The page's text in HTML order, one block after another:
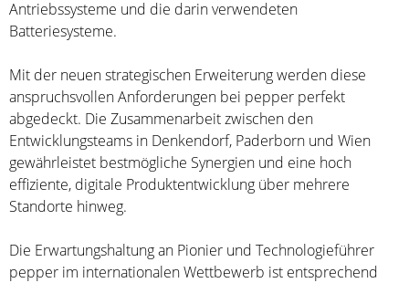
Antriebssysteme und die darin verwendeten
Batteriesysteme.
Mit der neuen strategischen Erweiterung werden diese
anspruchsvollen Anforderungen bei pepper perfekt
abgedeckt. Die Zusammenarbeit zwischen den
Entwicklungsteams in Denkendorf, Paderborn und Wien
gewährleistet bestmögliche Synergien und eine hoch
effiziente, digitale Produktentwicklung über mehrere
Standorte hinweg.
Die Erwartungshaltung an Pionier und Technologieführer
pepper im internationalen Wettbewerb ist entsprechend